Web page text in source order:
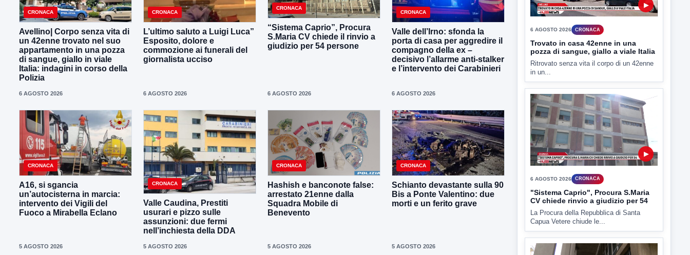
CRONACA
Avellino| Corpo senza vita di
un 42enne trovato nel suo
appartamento in una pozza
di sangue, giallo in viale
Italia: indagini in corso della
Polizia
6 AGOSTO 2026
CRONACA
L’ultimo saluto a Luigi Luca”
Esposito, dolore e
commozione ai funerali del
giornalista ucciso
6 AGOSTO 2026
CRONACA
“Sistema Caprio”, Procura
S.Maria CV chiede il rinvio a
giudizio per 54 persone
6 AGOSTO 2026
CRONACA
Valle dell’Irno: sfonda la
porta di casa per aggredire il
compagno della ex –
decisivo l’allarme anti-stalker
e l’intervento dei Carabinieri
6 AGOSTO 2026
CRONACA
A16, si sgancia
un’autocisterna in marcia:
intervento dei Vigili del
Fuoco a Mirabella Eclano
5 AGOSTO 2026
CRONACA
Valle Caudina, Prestiti
usurari e pizzo sulle
assunzioni: due fermi
nell’inchiesta della DDA
5 AGOSTO 2026
CRONACA
Hashish e banconote false:
arrestato 21enne dalla
Squadra Mobile di
Benevento
5 AGOSTO 2026
CRONACA
Schianto devastante sulla 90
Bis a Ponte Valentino: due
morti e un ferito grave
5 AGOSTO 2026
Trovato in casa 42enne in una
pozza di sangue, giallo a viale Italia
Ritrovato senza vita il corpo di un 42enne
▶
6 AGOSTO 2026
"Sistema Caprio", Procura S.Maria
CV chiede rinvio a giudizio per 54
La Procura della Repubblica di Santa
Capua Vetere chiude le...